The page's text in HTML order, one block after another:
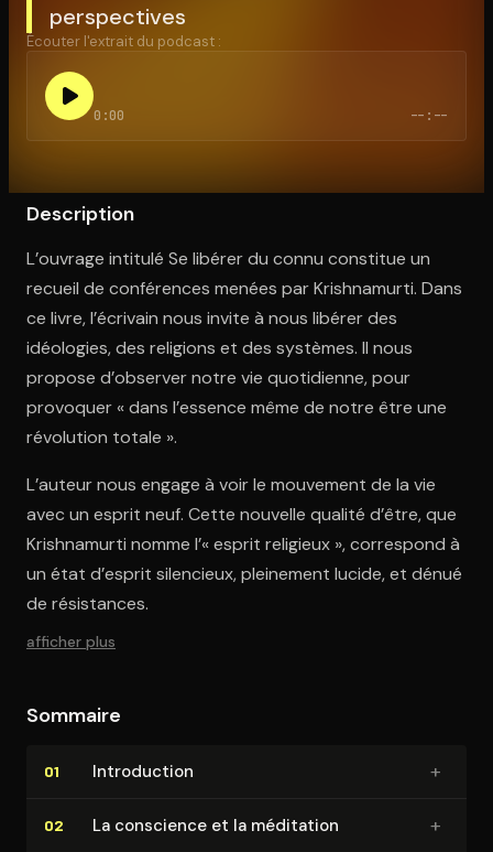
Ouvre l'app Appareil photo, pointe sur le code. C'est gratuit à
perspectives
Écouter l'extrait du podcast :
0:00 --:--
Description
L’ouvrage intitulé Se libérer du connu constitue un
recueil de conférences menées par Krishnamurti. Dans
ce livre, l’écrivain nous invite à nous libérer des
idéologies, des religions et des systèmes. Il nous
propose d’observer notre vie quotidienne, pour
provoquer « dans l’essence même de notre être une
révolution totale ».
L’auteur nous engage à voir le mouvement de la vie
avec un esprit neuf. Cette nouvelle qualité d’être, que
Krishnamurti nomme l’« esprit religieux », correspond à
un état d’esprit silencieux, pleinement lucide, et dénué
de résistances.
afficher plus
Sommaire
01 In­tro­duc­tion +
02 La conscience et la méditation +